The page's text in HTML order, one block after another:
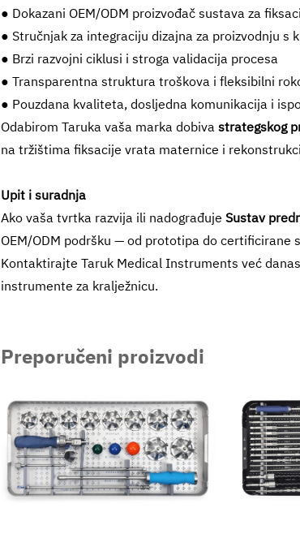
● Dokazani OEM/ODM proizvođač sustava za
● Stručnjak za integraciju dizajna za proizvodnju s
● Brzi razvojni ciklusi i stroga validacija procesa
● Transparentna struktura troškova i fleksibilni
● Pouzdana kvaliteta, dosljedna komunikacija i
Odabirom Taruka vaša marka dobiva strategskog
na tržištima fiksacije vrata maternice i
Upit i suradnja
Ako vaša tvrtka razvija ili nadograđuje Sustav
OEM/ODM podršku — od prototipa do certificirane
Kontaktirajte Taruk Medical Instruments već
instrumente za kralježnicu.
Preporučeni proizvodi